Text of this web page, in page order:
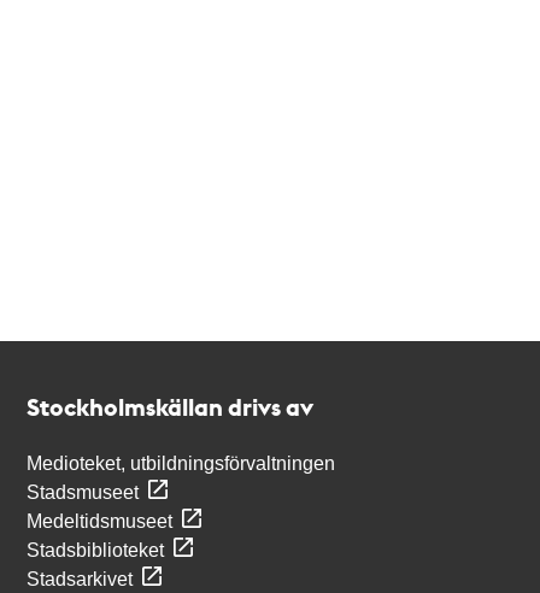
Stockholmskällan drivs av
Medioteket, utbildningsförvaltningen
Stadsmuseet
Medeltidsmuseet
Stadsbiblioteket
Stadsarkivet